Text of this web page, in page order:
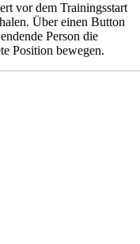
vor dem Trainingsstart
Über einen Button
Person die
Position bewegen.